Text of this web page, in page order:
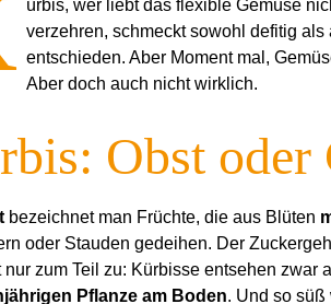
ürbis, wer liebt das flexible Gemüse
verzehren, schmeckt sowohl defitig
entschieden. Aber Moment mal,
Aber doch auch nicht wirklich.
Obst oder
bezeichnet man Früchte, die aus Blüten
oder Stauden gedeihen. Der
nur zum Teil zu: Kürbisse entsehen
Pflanze am Boden. Und so